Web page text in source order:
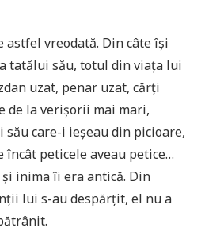
astfel vreodată. Din câte își
tatălui său, totul din viața lui
uzat, penar uzat, cărți
de la verișorii mai mari,
care-i ieșeau din picioare,
încât peticele aveau petice…
inima îi era antică. Din
lui s-au despărțit, el nu a